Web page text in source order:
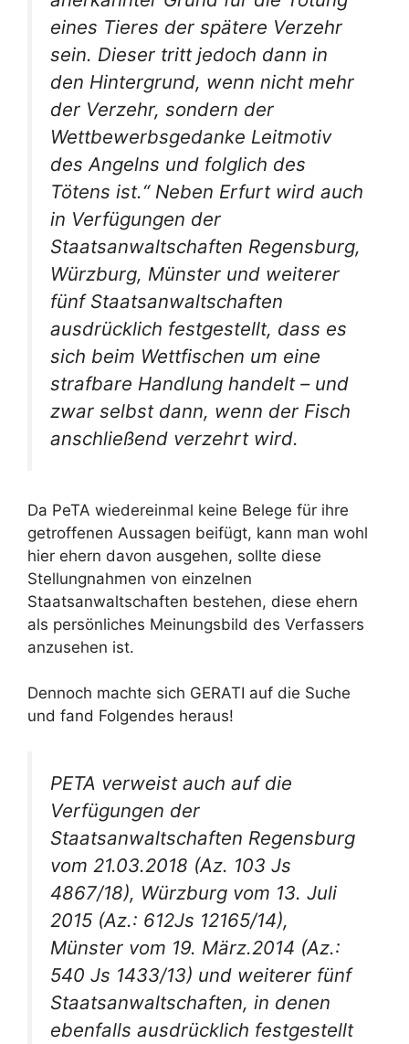
eines Tieres der spätere Verzehr
sein. Dieser tritt jedoch dann in
den Hintergrund, wenn nicht mehr
der Verzehr, sondern der
Wettbewerbsgedanke Leitmotiv
des Angelns und folglich des
Tötens ist.“ Neben Erfurt wird auch
in Verfügungen der
Staatsanwaltschaften Regensburg,
Würzburg, Münster und weiterer
fünf Staatsanwaltschaften
ausdrücklich festgestellt, dass es
sich beim Wettfischen um eine
strafbare Handlung handelt – und
zwar selbst dann, wenn der Fisch
anschließend verzehrt wird.
Da PeTA wiedereinmal keine Belege für ihre
getroffenen Aussagen beifügt, kann man wohl
hier ehern davon ausgehen, sollte diese
Stellungnahmen von einzelnen
Staatsanwaltschaften bestehen, diese ehern
als persönliches Meinungsbild des Verfassers
anzusehen ist.
Dennoch machte sich GERATI auf die Suche
und fand Folgendes heraus!
PETA verweist auch auf die
Verfügungen der
Staatsanwaltschaften Regensburg
vom 21.03.2018 (Az. 103 Js
4867/18), Würzburg vom 13. Juli
2015 (Az.: 612Js 12165/14),
Münster vom 19. März.2014 (Az.:
540 Js 1433/13) und weiterer fünf
Staatsanwaltschaften, in denen
ebenfalls ausdrücklich festgestellt